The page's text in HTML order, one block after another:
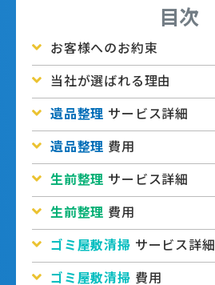
目次
お客様へのお約束
当社が選ばれる理由
遺品整理 サービス詳細
遺品整理 費用
生前整理 サービス詳細
生前整理 費用
ゴミ屋敷清掃 サービス詳細
ゴミ屋敷清掃 費用